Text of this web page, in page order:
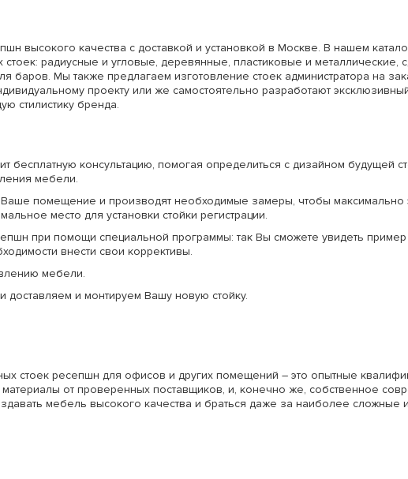
высокого качества с доставкой и установкой в Москве. В нашем
радиусные и угловые, деревянные, пластиковые и металлические,
баров. Мы также предлагаем изготовление стоек администратора на
проекту или же самостоятельно разработают
стилистику бренда.
консультацию, помогая определиться с дизайном будущей
мебели.
помещение и производят необходимые замеры, чтобы максимально
место для установки стойки регистрации.
при помощи специальной программы: так Вы сможете увидеть пример
внести свои коррективы.
мебели.
и монтируем Вашу новую стойку.
стоек ресепшн для офисов и других помещений – это опытные
от проверенных поставщиков, и, конечно же, собственное
мебель высокого качества и браться даже за наиболее